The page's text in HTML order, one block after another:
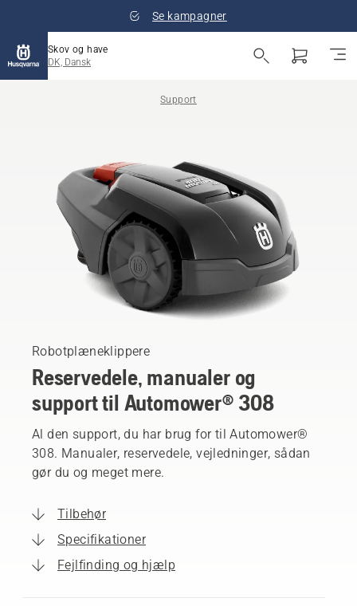
Se kampagner
Skov og have
DK, Dansk
Support
Robotplæneklippere
Reservedele, manualer og
support til Automower® 308
Al den support, du har brug for til Automower®
308. Manualer, reservedele, vejledninger, sådan
gør du og meget mere.
Tilbehør
Specifikationer
Fejlfinding og hjælp